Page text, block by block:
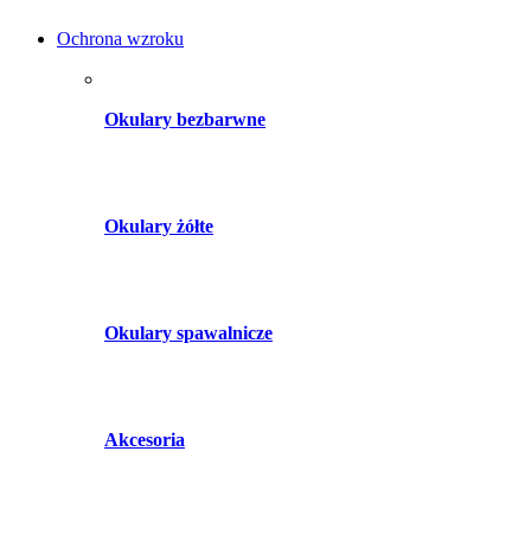
Ochrona wzroku
Okulary bezbarwne
Okulary żółte
Okulary spawalnicze
Akcesoria